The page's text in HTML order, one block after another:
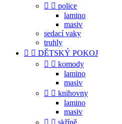
  police
lamino
masiv
sedací vaky
truhly
  DĚTSKÝ POKOJ
  komody
lamino
masiv
  knihovny
lamino
masiv
  skříně